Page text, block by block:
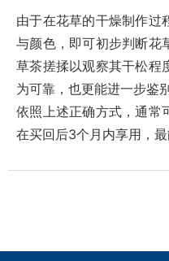
由于在花草的干燥制作过
与颜色，即可初步判断花
草茶搓揉以观察其干松程
为可靠，也更能进一步鉴
依照上述正确方式，通常
在买回后3个月内享用，